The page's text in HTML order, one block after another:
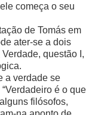
começa o seu
de Tomás em
ater-se a dois
questão I,
a verdade se
é o que
filósofos,